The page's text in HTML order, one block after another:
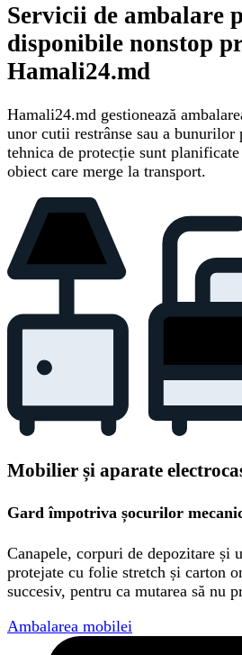
Servicii de ambalare
disponibile nonstop
Hamali24.md
Hamali24.md gestionează
unor cutii restrânse sau a bunurilor
tehnica de protecție sunt
obiect care merge la transport.
Mobilier și aparate
Gard împotriva șocurilor
Canapele, corpuri de depozitare și
protejate cu folie stretch și carton
succesiv, pentru ca mutarea să nu
Ambalarea mobilei